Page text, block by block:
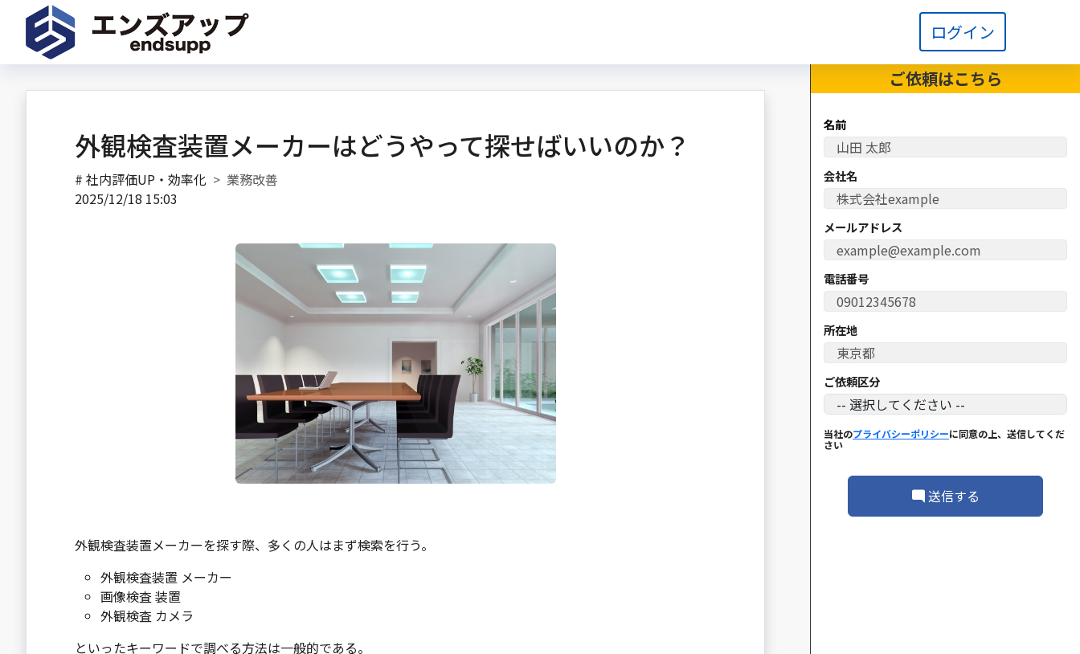
ログイン
外観検査装置メーカーはどうやって探せばいいのか？
# 社内評価UP・効率化
業務改善
2025/12/18 15:03
外観検査装置メーカーを探す際、多くの人はまず検索を行う。
外観検査装置 メーカー
画像検査 装置
外観検査 カメラ
といったキーワードで調べる方法は一般的である。
ご依頼はこちら
名前
会社名
メールアドレス
電話番号
所在地
ご依頼区分
当社のプライバシーポリシーに同意の上、送信してくだ
さい
送信する